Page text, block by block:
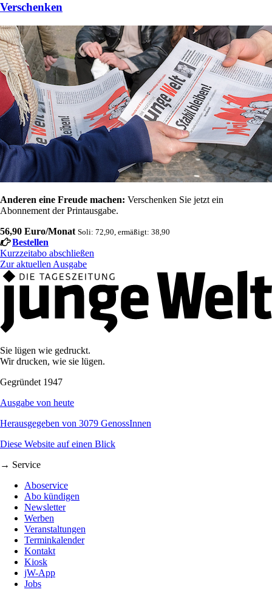
Verschenken
Anderen eine Freude machen: Verschenken Sie jetzt ein
Abonnement der Printausgabe.
56,90 Euro/Monat Soli: 72,90, ermäßigt: 38,90
Bestellen
Kurzzeitabo abschließen
Zur aktuellen Ausgabe
Sie lügen wie gedruckt.
Wir drucken, wie sie lügen.
Gegründet 1947
Ausgabe von heute
Herausgegeben von 3079 GenossInnen
Diese Website auf einen Blick
→ Service
Aboservice
Abo kündigen
Newsletter
Werben
Veranstaltungen
Terminkalender
Kontakt
Kiosk
jW-App
Jobs